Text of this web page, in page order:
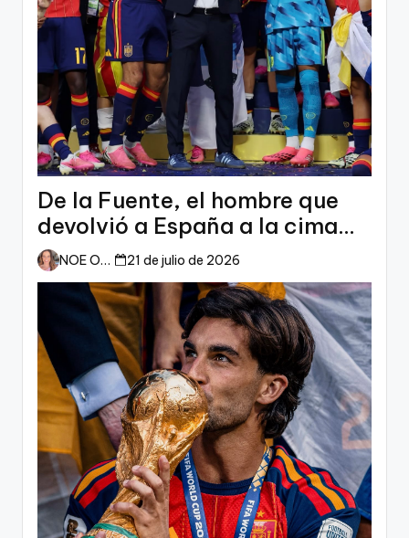
De la Fuente, el hombre que
devolvió a España a la cima
del mundo
NOE ORTIZ 21 de julio de 2026